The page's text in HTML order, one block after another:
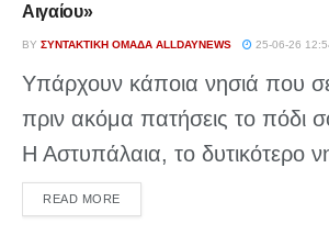
Αιγαίου»
BY ΣΥΝΤΑΚΤΙΚΉ ΟΜΆΔΑ ALLDAYNEWS 25-06-26
Υπάρχουν κάποια νησιά που
πριν ακόμα πατήσεις το πόδι
Η Αστυπάλαια, το δυτικότερο
READ MOREDETAILS